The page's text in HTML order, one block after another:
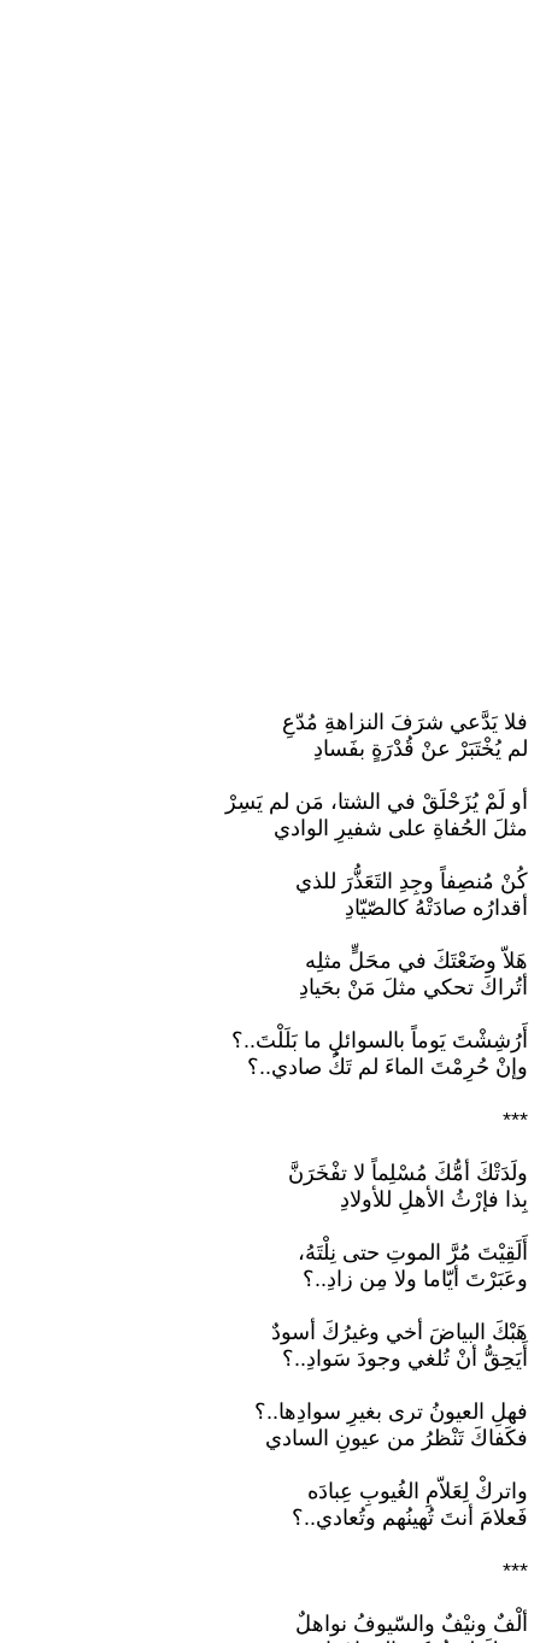
فلا يَدَّعي شرَفَ النزاهةِ مُدّعِ
لم يُخْتَبَرْ عنْ قُدْرَةٍ بفَسادِ
أو لَمْ يُزَحْلَقْ في الشتا، مَن لم يَسِرْ
مثلَ الحُفاةِ على شفيرِ الوادي
كُنْ مُنصِفاً وجِدِ التَعَذُّرَ للذي
أقدارُه صادَتْهُ كالصّيّادِ
هَلاّ وضَعْتَكَ في محَلٍّ مثلِه
أتُراكَ تحكي مثلَ مَنْ بحَيادِ
أَرُشِشْتَ يَوماً بالسوائلِ ما بَلَلْتَ..؟
وإنْ حُرِمْتَ الماءَ لم تَكُ صادي..؟
***
ولَدَتْكَ أمُّكَ مُسْلِماً لا تفْخَرَنَّ
بِذا فإرْثُ الأهلِ للأولادِ
أَلَقِيْتَ مُرَّ الموتِ حتى نِلْتَهُ،
وعَبَرْتَ أيّاما ولا مِن زادِ..؟
هَبْكَ البياضَ أخي وغيرُكَ أسودٌ
أَيَحِقُّ أنْ تُلغي وجودَ سَوادِ..؟
فهلِ العيونُ ترى بغيرِ سوادِها..؟
فكَفاكَ تَنْظرُ من عيونِ السادي
واتركْ لِعَلاّمِ الغُيوبِ عِبادَه
فَعلامَ أنتَ تُهينُهم وتُعادي..؟
***
ألْفٌ ونيْفٌ والسّيوفُ نواهلٌ